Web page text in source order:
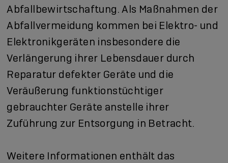
Abfallbewirtschaftung. Als Maßnahmen der
Abfallvermeidung kommen bei Elektro- und
Elektronikgeräten insbesondere die
Verlängerung ihrer Lebensdauer durch
Reparatur defekter Geräte und die
Veräußerung funktionstüchtiger
gebrauchter Geräte anstelle ihrer
Zuführung zur Entsorgung in Betracht.
Weitere Informationen enthält das